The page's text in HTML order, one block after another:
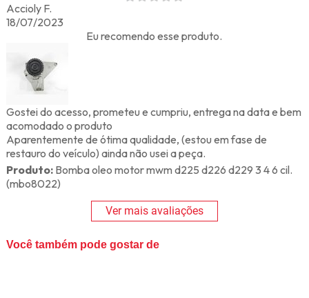
Accioly F.
18/07/2023
Eu recomendo esse produto.
Gostei do acesso, prometeu e cumpriu, entrega na data e bem
acomodado o produto
Aparentemente de ótima qualidade, (estou em fase de
restauro do veículo) ainda não usei a peça.
Produto:Bomba oleo motor mwm d225 d226 d229 3 4 6 cil.
(mbo8022)
Ver mais avaliações
Você também pode gostar de